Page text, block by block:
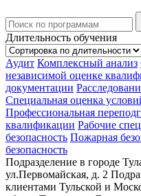
Длительность обучения
Аудит Комплексный анализ
независимой оценке
документации
Специальная оценка
Профессиональная
квалификации Рабочие
безопасность Пожарная
безопасность
Подразделение в городе
ул.Первомайская, д. 2
клиентами Тульской и